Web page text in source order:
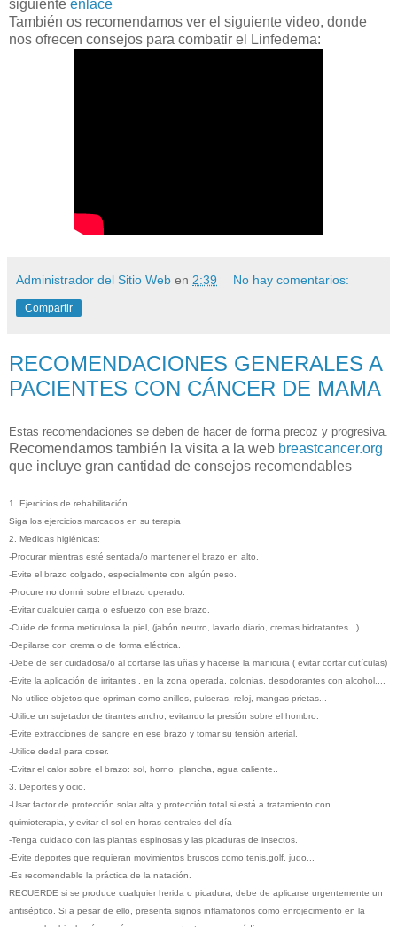
siguiente enlace
También os recomendamos ver el siguiente video, donde
nos ofrecen consejos para combatir el Linfedema:
Administrador del Sitio Web en 2:39 No hay comentarios:
Compartir
RECOMENDACIONES GENERALES A
PACIENTES CON CÁNCER DE MAMA
Estas recomendaciones se deben de hacer de forma precoz y progresiva.
Recomendamos también la visita a la web breastcancer.org
que incluye gran cantidad de consejos recomendables
1. Ejercicios de rehabilitación.
Siga los ejercicios marcados en su terapia
2. Medidas higiénicas:
-Procurar mientras esté sentada/o mantener el brazo en alto.
-Evite el brazo colgado, especialmente con algún peso.
-Procure no dormir sobre el brazo operado.
-Evitar cualquier carga o esfuerzo con ese brazo.
-Cuide de forma meticulosa la piel, (jabón neutro, lavado diario, cremas hidratantes...).
-Depilarse con crema o de forma eléctrica.
-Debe de ser cuidadosa/o al cortarse las uñas y hacerse la manicura ( evitar cortar cutículas)
-Evite la aplicación de irritantes , en la zona operada, colonias, desodorantes con alcohol....
-No utilice objetos que opriman como anillos, pulseras, reloj, mangas prietas...
-Utilice un sujetador de tirantes ancho, evitando la presión sobre el hombro.
-Evite extracciones de sangre en ese brazo y tomar su tensión arterial.
-Utilice dedal para coser.
-Evitar el calor sobre el brazo: sol, horno, plancha, agua caliente..
3. Deportes y ocio.
-Usar factor de protección solar alta y protección total si está a tratamiento con
quimioterapia, y evitar el sol en horas centrales del día
-Tenga cuidado con las plantas espinosas y las picaduras de insectos.
-Evite deportes que requieran movimientos bruscos como tenis,golf, judo...
-Es recomendable la práctica de la natación.
RECUERDE si se produce cualquier herida o picadura, debe de aplicarse urgentemente un
antiséptico. Si a pesar de ello, presenta signos inflamatorios como enrojecimiento en la